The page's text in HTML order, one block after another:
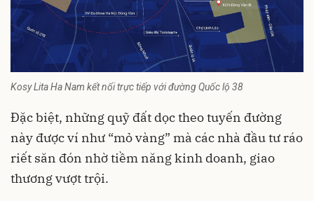
Kosy Lita Ha Nam kết nối trực tiếp với đường Quốc lộ 38
Đặc biệt, những quỹ đất dọc theo tuyến đường
này được ví như “mỏ vàng” mà các nhà đầu tư ráo
riết săn đón nhờ tiềm năng kinh doanh, giao
thương vượt trội.